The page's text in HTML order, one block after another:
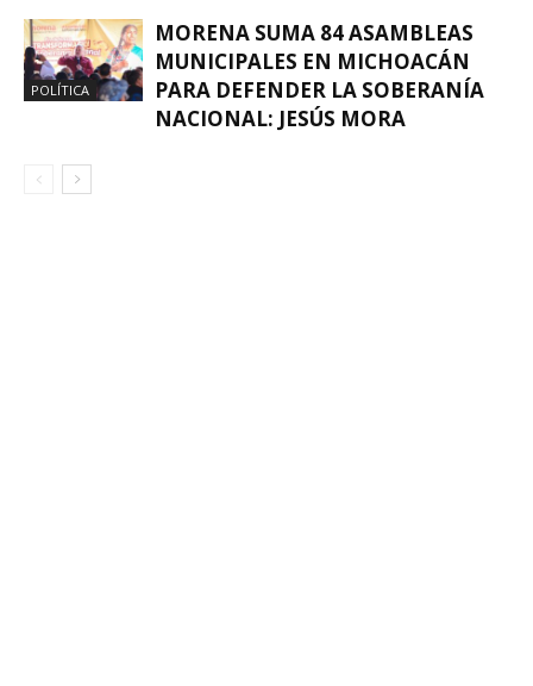
POLÍTICA
MORENA SUMA 84 ASAMBLEAS
MUNICIPALES EN MICHOACÁN
PARA DEFENDER LA SOBERANÍA
NACIONAL: JESÚS MORA